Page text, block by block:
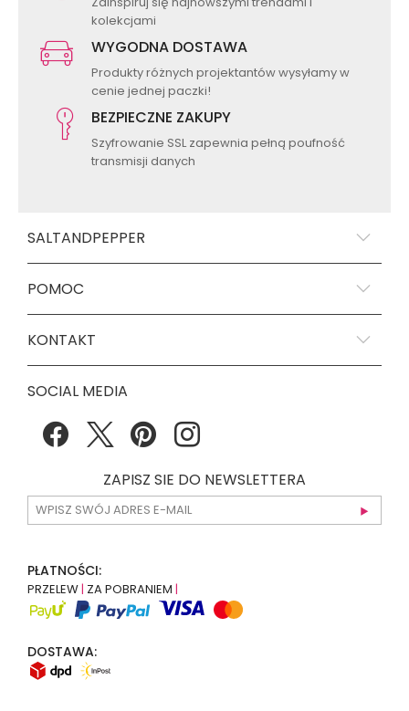
kolekcjami
WYGODNA DOSTAWA
Produkty różnych projektantów wysyłamy w
cenie jednej paczki!
BEZPIECZNE ZAKUPY
Szyfrowanie SSL zapewnia pełną poufność
transmisji danych
SALTANDPEPPER
POMOC
KONTAKT
SOCIAL MEDIA
ZAPISZ SIE DO NEWSLETTERA
PŁATNOŚCI:
PRZELEW| ZA POBRANIEM |
DOSTAWA: